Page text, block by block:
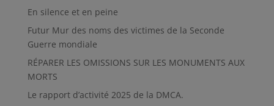
En silence et en peine
Futur Mur des noms des victimes de la Seconde
Guerre mondiale
RÉPARER LES OMISSIONS SUR LES MONUMENTS AUX
MORTS
Le rapport d’activité 2025 de la DMCA.